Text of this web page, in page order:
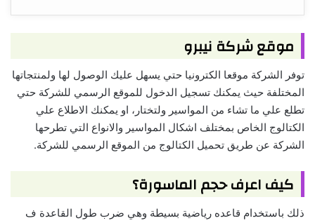
موقع شركة نيبرو
توفر الشركة موقعا الكترونيا حتي يسهل عليك الوصول لها ولمنتجاتها
المختلفة حيث يمكنك تسجيل الدخول للموقع الرسمي للشركة حتي
تطلع علي ما تشاء من المواسير ولتختار، او يمكنك الاطلاع علي
الكتالوج الخاص بمختلف اشكال المواسير والانواع التي تطرحها
الشركة عن طريق تحميل الكتالوج من الموقع الرسمي للشركة.
كيف اعرف حجم الماسورة؟
ذلك باستخدام قاعده رياضية بسيطة وهي ضرب طول القاعدة ف